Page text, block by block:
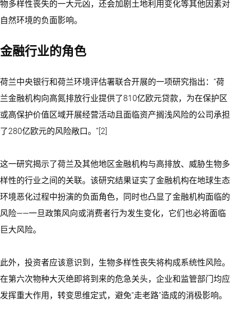
物多样性丧失的一大元凶，还会加剧土地利用变化等其他因素对
自然环境的负面影响。
金融行业的角色
荷兰中央银行和荷兰环境评估署联合开展的一项研究指出：“荷
兰金融机构向高氮排放行业提供了810亿欧元贷款，为在保护区
或高保护价值区域开展经营活动且面临资产搁浅风险的公司承担
了280亿欧元的风险敞口。”[2]
这一研究揭示了荷兰及其他地区金融机构与高排放、威胁生物多
样性的行业之间的关联。该研究结果证实了金融机构在地球生态
环境恶化过程中扮演的负面角色，同时也凸显了金融机构面临的
风险——一旦政策风向或消费者行为发生变化，它们也必将面临
巨大风险。
此外，投资者应该意识到，生物多样性丧失将构成系统性风险。
在第六次物种大灭绝即将到来的危急关头，企业和监管部门均应
发挥重大作用，转变思维定式，避免“走老路”造成的消极影响。